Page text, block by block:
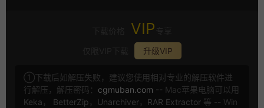
VIP
升级VIP
①下载后如解压失败，建议您使用相对专业的解压软件进
行解压，解压密码： cgmuban.com -- Mac苹果电脑可以用
Keka ， BetterZip ， Unarchiver， RAR Extractor 等 -- Win